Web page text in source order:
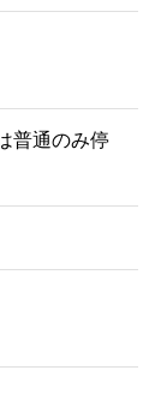
普通のみ停